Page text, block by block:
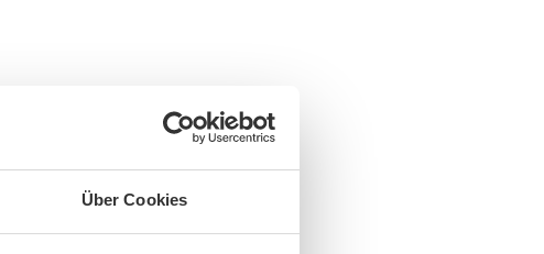
Über Cookies